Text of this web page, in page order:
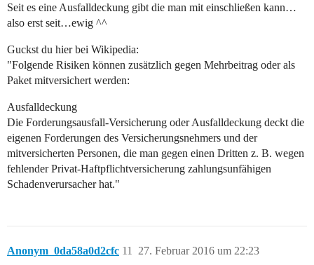
Seit es eine Ausfalldeckung gibt die man mit einschließen kann…
also erst seit…ewig ^^
Guckst du hier bei Wikipedia:
"Folgende Risiken können zusätzlich gegen Mehrbeitrag oder als
Paket mitversichert werden:
Ausfalldeckung
Die Forderungsausfall-Versicherung oder Ausfalldeckung deckt die
eigenen Forderungen des Versicherungsnehmers und der
mitversicherten Personen, die man gegen einen Dritten z. B. wegen
fehlender Privat-Haftpflichtversicherung zahlungsunfähigen
Schadenverursacher hat."
Anonym_0da58a0d2cfc 27. Februar 2016 um 22:23
11